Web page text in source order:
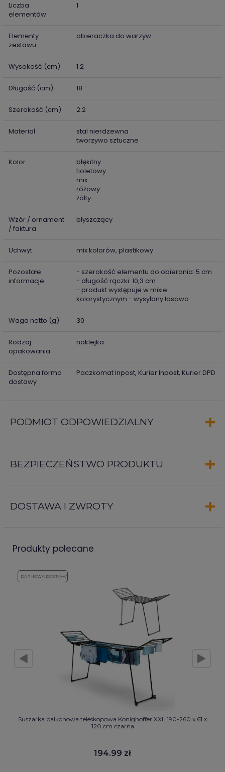
Liczba
elementów
1
Elementy
zestawu
obieraczka do warzyw
Wysokość (cm) 1.2
Długość (cm) 18
Szerokość (cm) 2.2
Materiał
stal nierdzewna
tworzywo sztuczne
Kolor
błękitny
fioletowy
mix
różowy
żółty
Wzór / ornament
/ faktura
błyszczący
Uchwyt mix kolorów, plastikowy
Pozostałe
informacje
- szerokość elementu do obierania: 5 cm
- długość rączki: 10,3 cm
- produkt występuje w mixie
kolorystycznym - wysyłany losowo
Waga netto (g) 30
Rodzaj
opakowania
naklejka
Dostępna forma
dostawy
Paczkomat Inpost, Kurier Inpost, Kurier DPD
PODMIOT ODPOWIEDZIALNY
BEZPIECZEŃSTWO PRODUKTU
DOSTAWA I ZWROTY
produkty polecane
DARMOWA DOSTAWA
Suszarka balkonowa teleskopowa Konighoffer XXL 190-260 x 61 x
120 cm czarna
194.99 zł